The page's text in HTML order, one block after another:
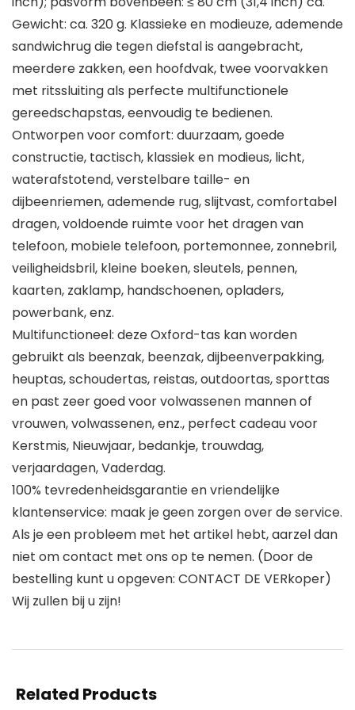
Gewicht: ca. 320 g. Klassieke en modieuze, ademende
sandwichrug die tegen diefstal is aangebracht,
meerdere zakken, een hoofdvak, twee voorvakken
met ritssluiting als perfecte multifunctionele
gereedschapstas, eenvoudig te bedienen.
Ontworpen voor comfort: duurzaam, goede
constructie, tactisch, klassiek en modieus, licht,
waterafstotend, verstelbare taille- en
dijbeenriemen, ademende rug, slijtvast, comfortabel
dragen, voldoende ruimte voor het dragen van
telefoon, mobiele telefoon, portemonnee, zonnebril,
veiligheidsbril, kleine boeken, sleutels, pennen,
kaarten, zaklamp, handschoenen, opladers,
powerbank, enz.
Multifunctioneel: deze Oxford-tas kan worden
gebruikt als beenzak, beenzak, dijbeenverpakking,
heuptas, schoudertas, reistas, outdoortas, sporttas
en past zeer goed voor volwassenen mannen of
vrouwen, volwassenen, enz., perfect cadeau voor
Kerstmis, Nieuwjaar, bedankje, trouwdag,
verjaardagen, Vaderdag.
100% tevredenheidsgarantie en vriendelijke
klantenservice: maak je geen zorgen over de service.
Als je een probleem met het artikel hebt, aarzel dan
niet om contact met ons op te nemen. (Door de
bestelling kunt u opgeven: CONTACT DE VERkoper)
Wij zullen bij u zijn!
Related Products